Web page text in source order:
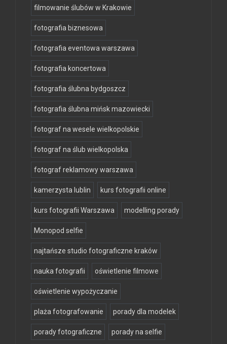
filmowanie ślubów w Krakowie
fotografia biznesowa
fotografia eventowa warszawa
fotografia koncertowa
fotografia ślubna bydgoszcz
fotografia ślubna mińsk mazowiecki
fotograf na wesele wielkopolskie
fotograf na ślub wielkopolska
fotograf reklamowy warszawa
kamerzysta lublin kurs fotografii online
kurs fotografii Warszawa modelling porady
Monopod selfie
najtańsze studio fotograficzne kraków
nauka fotografii oświetlenie filmowe
oświetlenie wypożyczanie
plaża fotografowanie porady dla modelek
porady fotograficzne porady na selfie